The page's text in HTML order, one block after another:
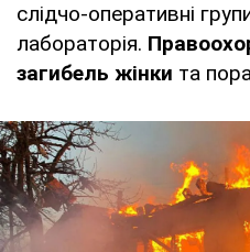
слідчо-оперативні
лабораторія.
загибель жінки та